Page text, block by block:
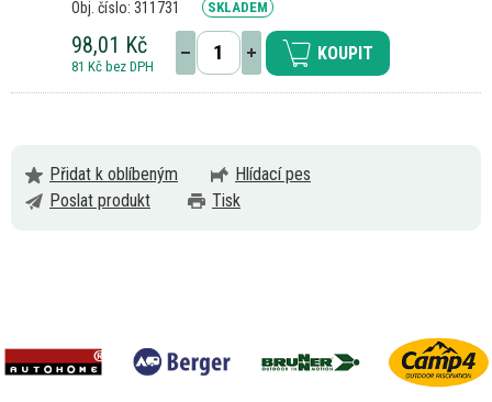
Obj. číslo: 311731 SKLADEM
98,01 Kč
81 Kč bez DPH
KOUPIT
Přidat k oblíbeným
Hlídací pes
Poslat produkt
Tisk